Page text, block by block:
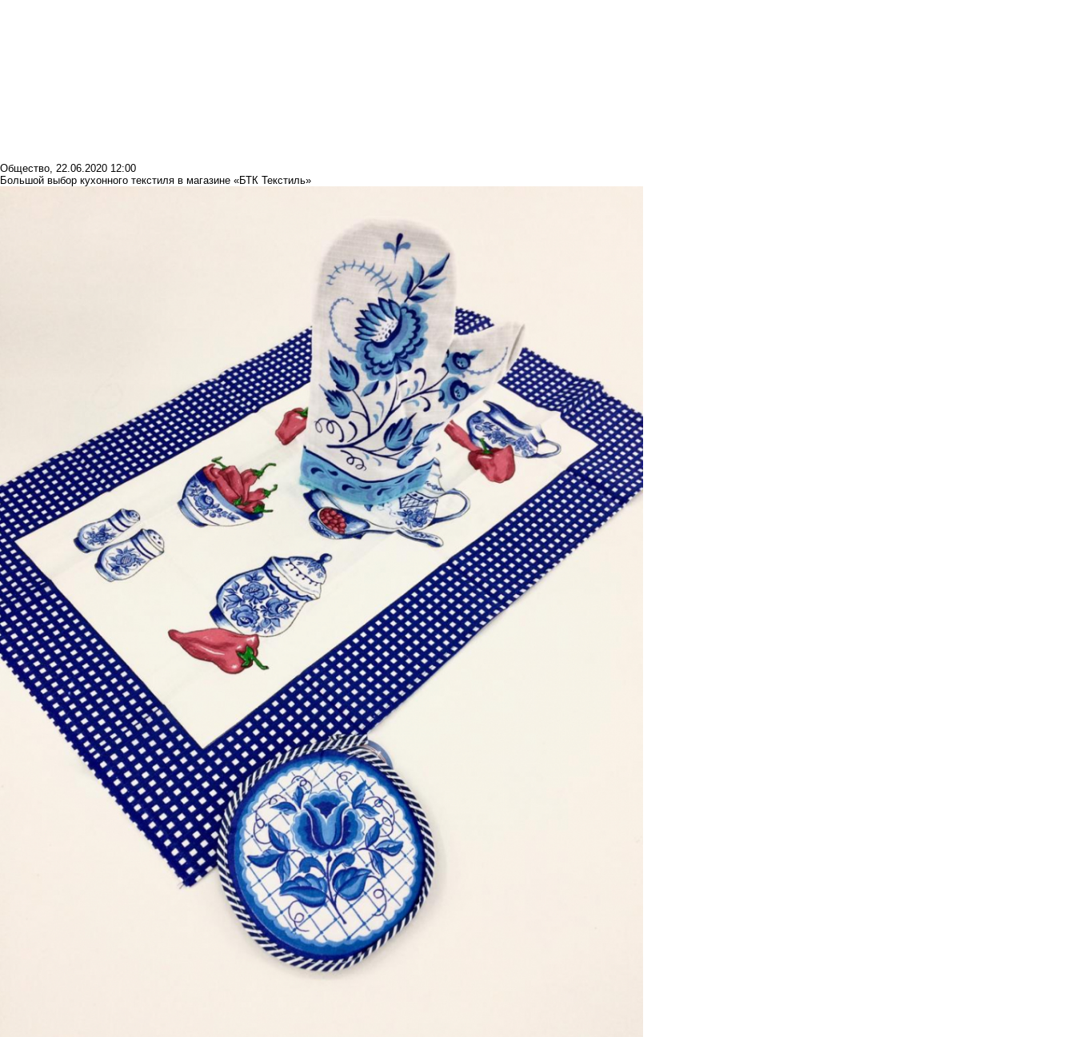
Общество, 22.06.2020 12:00
Большой выбор кухонного текстиля в магазине «БТК Текстиль»